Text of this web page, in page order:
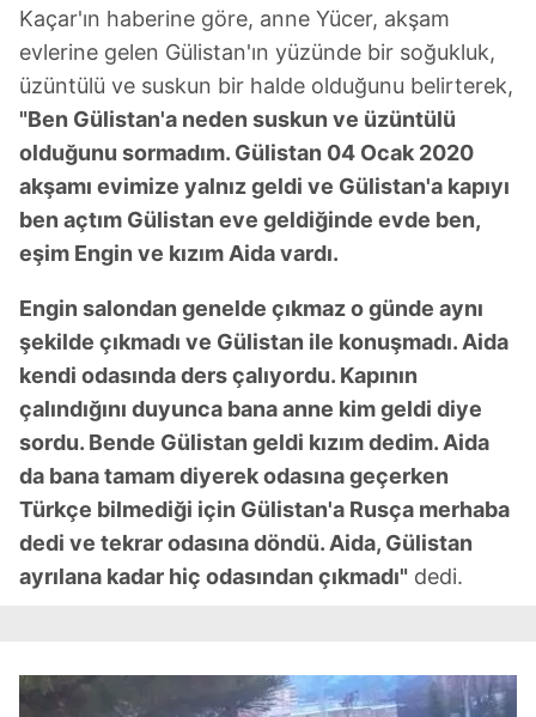
Kaçar'ın haberine göre, anne Yücer, akşam
evlerine gelen Gülistan'ın yüzünde bir soğukluk,
üzüntülü ve suskun bir halde olduğunu belirterek,
"Ben Gülistan'a neden suskun ve üzüntülü
olduğunu sormadım. Gülistan 04 Ocak 2020
akşamı evimize yalnız geldi ve Gülistan'a kapıyı
ben açtım Gülistan eve geldiğinde evde ben,
eşim Engin ve kızım Aida vardı.
Engin salondan genelde çıkmaz o günde aynı
şekilde çıkmadı ve Gülistan ile konuşmadı. Aida
kendi odasında ders çalıyordu. Kapının
çalındığını duyunca bana anne kim geldi diye
sordu. Bende Gülistan geldi kızım dedim. Aida
da bana tamam diyerek odasına geçerken
Türkçe bilmediği için Gülistan'a Rusça merhaba
dedi ve tekrar odasına döndü. Aida, Gülistan
ayrılana kadar hiç odasından çıkmadı" dedi.